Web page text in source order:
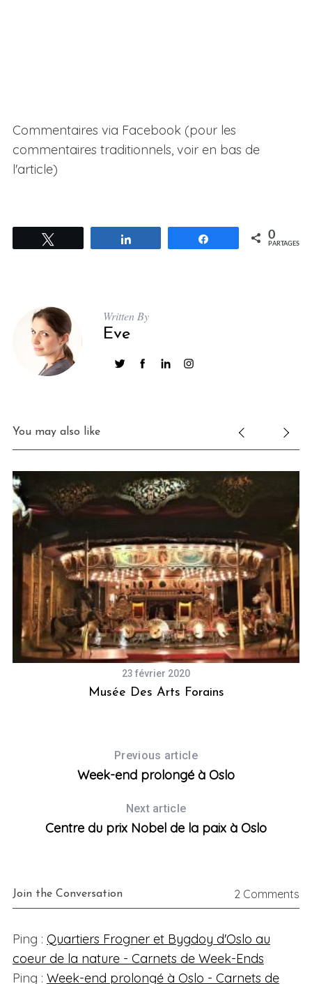
Commentaires via Facebook (pour les
commentaires traditionnels, voir en bas de
l'article)
Partagez 0
PARTAGES
Written By
Eve
You may also like
23 février 2020
Musée Des Arts Forains
Previous article
Week-end prolongé à Oslo
Next article
Centre du prix Nobel de la paix à Oslo
Join the Conversation 2 Comments
Ping : Quartiers Frogner et Bygdoy d'Oslo au
coeur de la nature - Carnets de Week-Ends
Ping : Week-end prolongé à Oslo - Carnets de